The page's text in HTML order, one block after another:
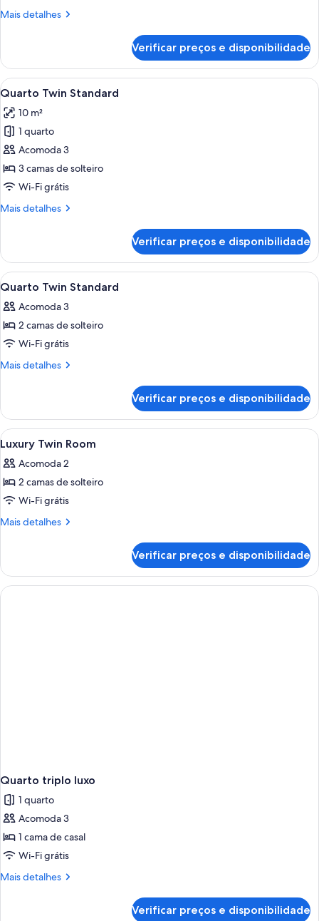
Mais detalhes
Mais
triplo
standard
Verificar preços e disponibilidade
Carrega
todas
as
fotos
de
Quarto
Twin
Quarto de hotel com três camas,
5
Quarto Twin Standard
10 m²
1 quarto
Acomoda 3
3 camas de solteiro
Wi-Fi grátis
Mais detalhes
Mais
Twin
Standard
Verificar preços e disponibilidade
Carrega
todas
as
fotos
de
Quarto
Quarto de hotel com duas camas,
6
Quarto Twin Standard
Acomoda 3
2 camas de solteiro
Wi-Fi grátis
Mais detalhes
Mais
Twin
Standard
Verificar preços e disponibilidade
Carrega
todas
as
fotos
de
Luxury
Frigobar, cofres nos quartos,
2
Luxury Twin Room
Acomoda 2
2 camas de solteiro
Wi-Fi grátis
Mais detalhes
Mais
Twin
Room
Verificar preços e disponibilidade
Quarto triplo luxo
1 quarto
Acomoda 3
1 cama de casal
Wi-Fi grátis
Mais detalhes
Mais
Verificar preços e disponibilidade